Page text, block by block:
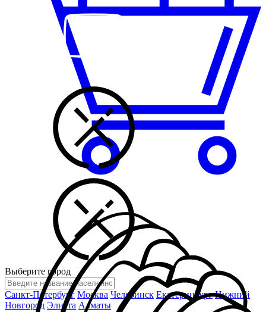
Выберите город
Санкт-Петербург Москва Челябинск Екатеринбург Нижний
Новгород Элиста Алматы